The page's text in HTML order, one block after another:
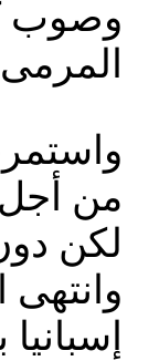
وصوب
المرمى
من أجل
لكن
وانتهى